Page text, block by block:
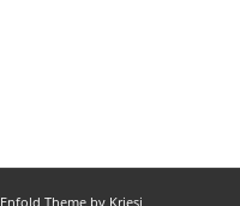
Enfold Theme by Kriesi